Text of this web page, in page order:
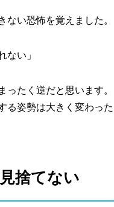
い恐怖を覚えました。
ない」
たく逆だと思います。
る姿勢は大きく変わった
捨てない